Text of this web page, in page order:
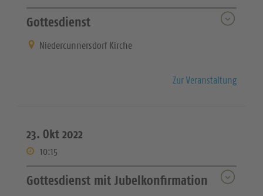
Gottesdienst
Niedercunnersdorf Kirche
Zur Veranstaltung
23. Okt 2022
10:15
Gottesdienst mit Jubelkonfirmation